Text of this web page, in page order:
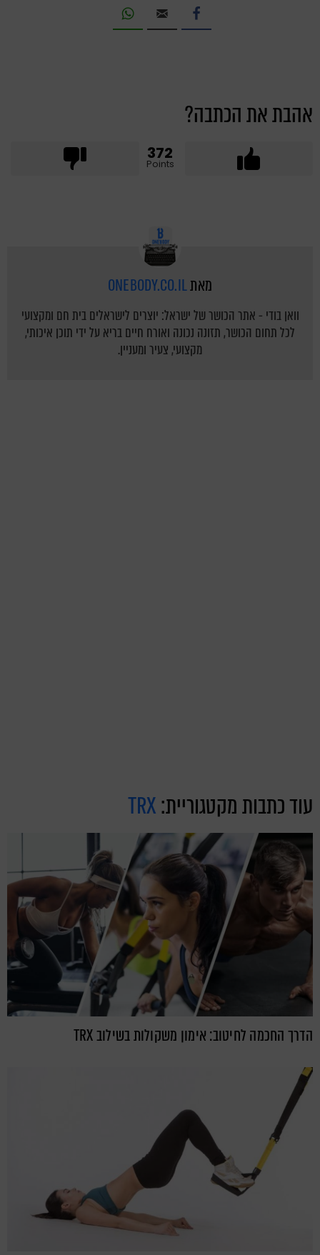
אהבת את הכתבה?
372
Points
מאתONEBODY.CO.IL
וואן בודי - אתר הכושר של ישראל: יוצרים לישראלים בית חם ומקצועי
לכל תחום הכושר, תזונה נכונה ואורח חיים בריא על ידי תוכן איכותי,
מקצועי, צעיר ומעניין.
עוד כתבות מקטגוריית:TRX
הדרך החכמה לחיטוב: אימון משקולות בשילוב TRX